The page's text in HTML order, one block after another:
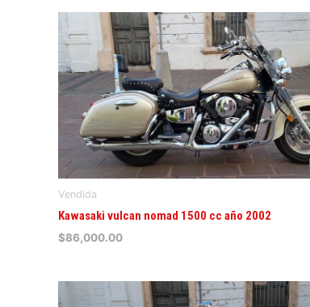
Vendida
Kawasaki vulcan nomad 1500 cc año 2002
$86,000.00